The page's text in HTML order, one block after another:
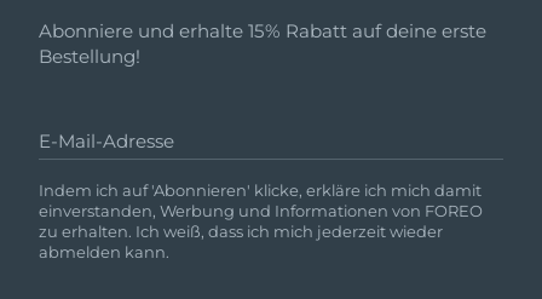
Abonniere und erhalte 15% Rabatt auf deine erste
Bestellung!
E-Mail-Adresse
Indem ich auf 'Abonnieren' klicke, erkläre ich mich damit
einverstanden, Werbung und Informationen von FOREO
zu erhalten. Ich weiß, dass ich mich jederzeit wieder
abmelden kann.